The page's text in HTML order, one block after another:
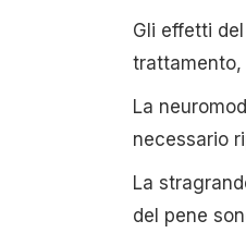
Gli effetti del
trattamento,
La
necessario
La
del pene